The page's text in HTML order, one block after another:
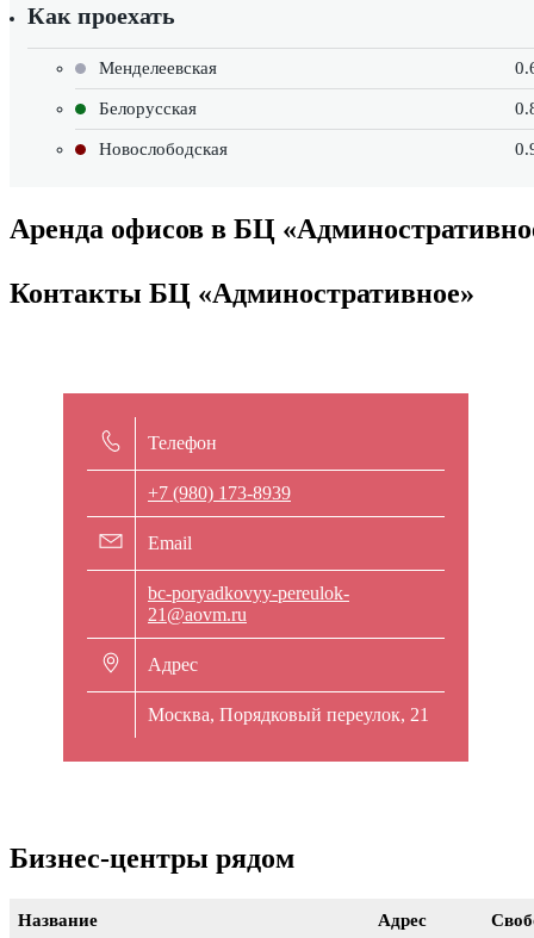
Как проехать
Менделеевская
Белорусская
Новослободская
Аренда офисов в БЦ
Контакты БЦ «Админостративное»
Телефон
+7 (980) 173-8939
Email
bc-poryadkovyy-pereulok-
21@aovm.ru
Адрес
Москва, Порядковый переулок, 21
Бизнес-центры рядом
Название Адрес